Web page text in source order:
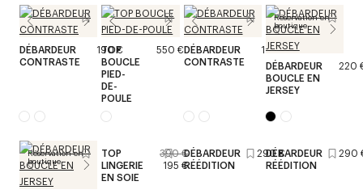
DÉBARDEUR
CONTRASTE
190 €
TOP
BOUCLE
PIED-
DE-
POULE
550 €DÉBARDEUR
CONTRASTE
190 €
Réservation en
boutique
DÉBARDEUR
BOUCLE EN
JERSEY
220
Réservation en
boutique
TOP
LINGERIE
EN SOIE
390 €
195 €
DÉBARDEUR
RÉÉDITION
290 €
DÉBARDEUR
RÉÉDITION
290